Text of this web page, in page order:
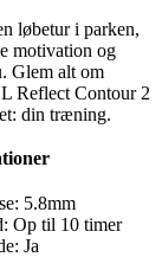
løbetur i parken,
motivation og
Glem alt om
Reflect Contour 2
din træning.
5.8mm
Op til 10 timer
Ja